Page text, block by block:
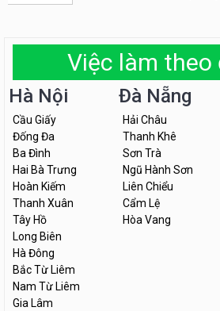
Việc làm theo
Hà Nội
Cầu Giấy
Đống Đa
Ba Đình
Hai Bà Trưng
Hoàn Kiếm
Thanh Xuân
Tây Hồ
Long Biên
Hà Đông
Bắc Từ Liêm
Nam Từ Liêm
Gia Lâm
Đà Nẵng
Hải Châu
Thanh Khê
Sơn Trà
Ngũ Hành Sơn
Liên Chiểu
Cẩm Lệ
Hòa Vang